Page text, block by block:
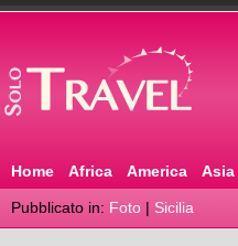
Home Africa America Asia
Pubblicato in: Foto | Sicilia